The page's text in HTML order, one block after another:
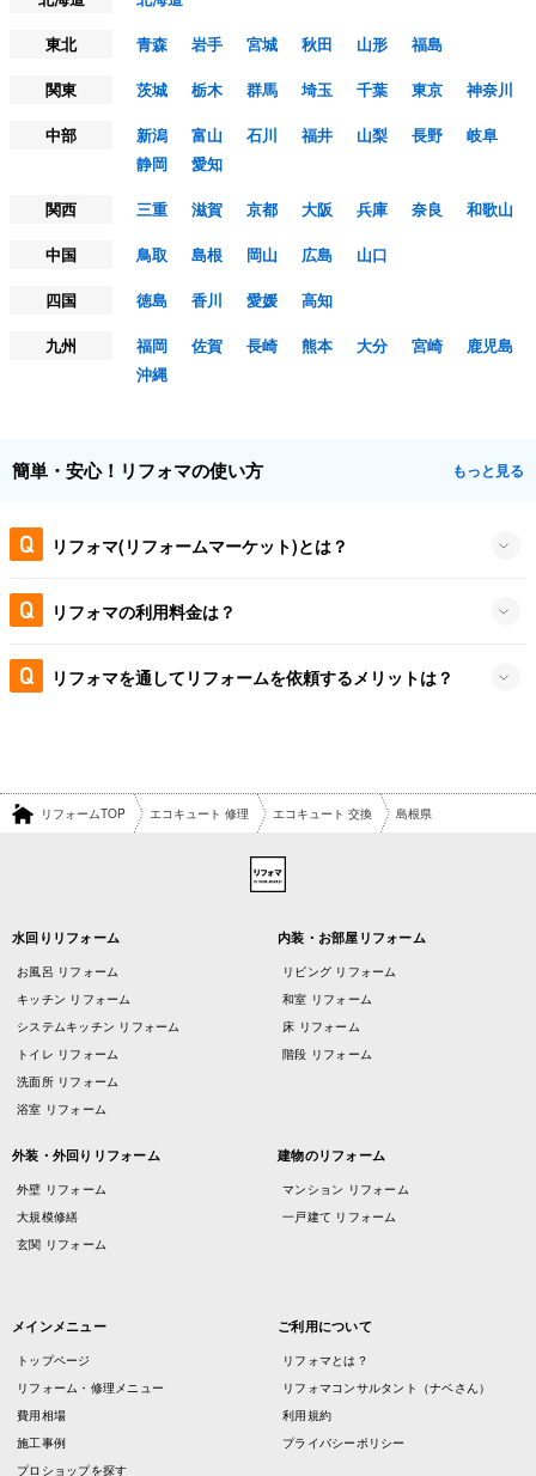
東北
青森 岩手 宮城 秋田 山形
福島
関東
茨城 栃木 群馬 埼玉 千葉 東京
神奈川
中部
新潟 富山 石川 福井 山梨 長野
岐阜
静岡
愛知
関西
三重 滋賀 京都 大阪 兵庫 奈良
和歌山
中国
鳥取 島根 岡山 広島
山口
四国
徳島 香川 愛媛
高知
九州
福岡 佐賀 長崎 熊本 大分 宮崎
鹿児島
沖縄
簡単・安心！リフォマの使い方 もっと見る
リフォマ(リフォームマーケット)とは？
リフォマの利用料金は？
リフォマを通してリフォームを依頼するメリットは？
リフォームTOP エコキュート 修理 エコキュート 交換 島根県
水回りリフォーム
お風呂 リフォーム
キッチン リフォーム
システムキッチン リフォーム
トイレ リフォーム
洗面所 リフォーム
浴室 リフォーム
内装・お部屋リフォーム
リビング リフォーム
和室 リフォーム
床 リフォーム
階段 リフォーム
外装・外回りリフォーム
外壁 リフォーム
大規模修繕
玄関 リフォーム
建物のリフォーム
マンション リフォーム
一戸建て リフォーム
メインメニュー
トップページ
リフォーム・修理メニュー
費用相場
施工事例
プロショップを探す
ご利用について
リフォマとは？
リフォマコンサルタント（ナベさん）
利用規約
プライバシーポリシー